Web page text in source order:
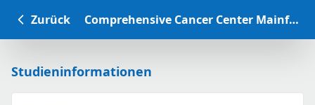
Zurück Comprehensive Cancer Center Mainfranken Studiendatenbank
Studieninformationen